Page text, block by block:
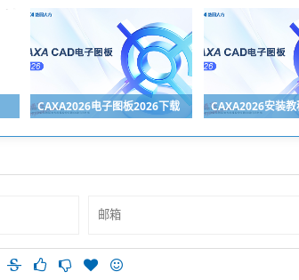
CAXA2026电子图板2026下载 CAXA2026安装教